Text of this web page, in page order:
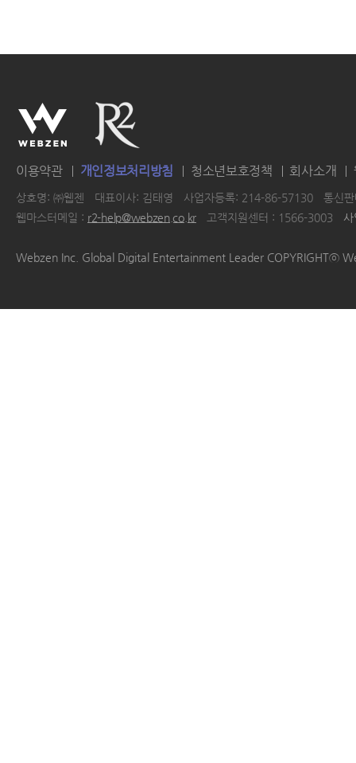
이용약관 개인정보처리방침 청소년보호정책 회사소개
상호명: ㈜웹젠 대표이사: 김태영 사업자등록: 214-86-57130
통신
웹마스터메일 : r2-help@webzen.co.kr 고객지원센터 : 1566-3003
Webzen Inc. Global Digital Entertainment Leader COPYRIGHTⓒ